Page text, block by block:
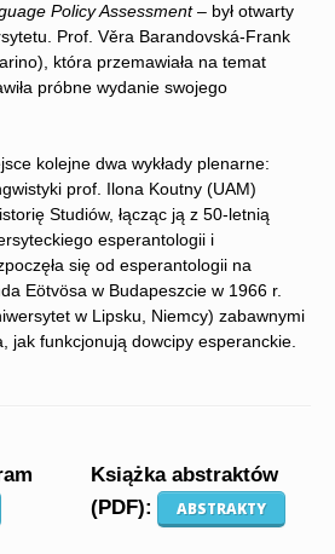
Policy Assessment– był otwarty
Prof. Věra Barandovská-Frank
która przemawiała na temat
próbne wydanie swojego
kolejne dwa wykłady plenarne:
prof. Ilona Koutny (UAM)
Studiów, łącząc ją z 50-letnią
esperantologii i
się od esperantologii na
Eötvösa w Budapeszcie w 1966 r.
w Lipsku, Niemcy) zabawnymi
jak funkcjonują dowcipy esperanckie.
Książka abstraktów
(PDF):
ABSTRAKTY